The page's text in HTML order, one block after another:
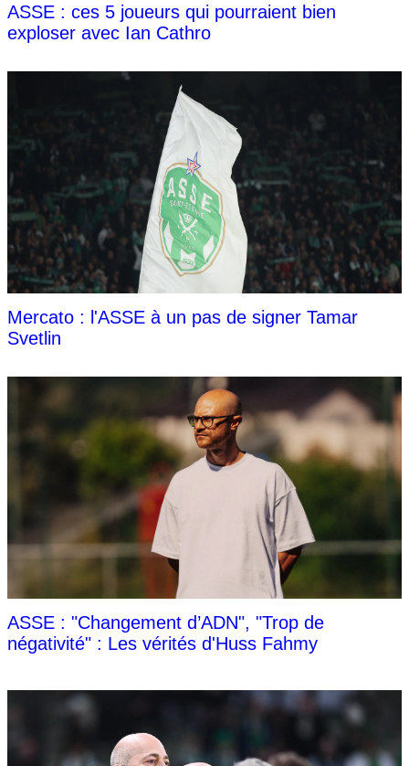
ASSE : ces 5 joueurs qui pourraient bien
exploser avec Ian Cathro
Mercato : l'ASSE à un pas de signer Tamar
Svetlin
ASSE : "Changement d’ADN", "Trop de
négativité" : Les vérités d'Huss Fahmy